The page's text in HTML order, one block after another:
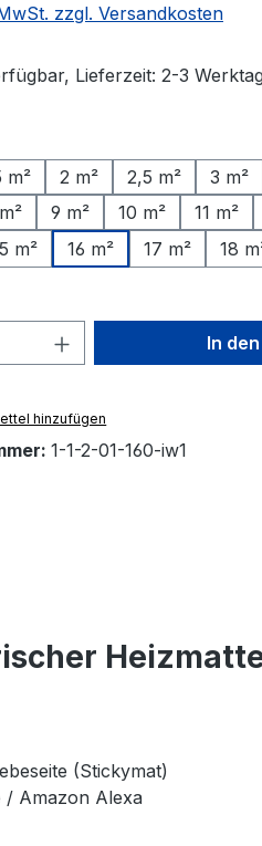
zzgl. Versandkosten
Lieferzeit: 2-3
m² 2 m² 2,5 m² 3 m²
9 m² 10 m² 11 m²
m² 16 m² 17 m² 18
Anzahl: Gib den
In
hinzufügen
1-1-2-01-160-iw1
(Stickymat)
/ Amazon Alexa